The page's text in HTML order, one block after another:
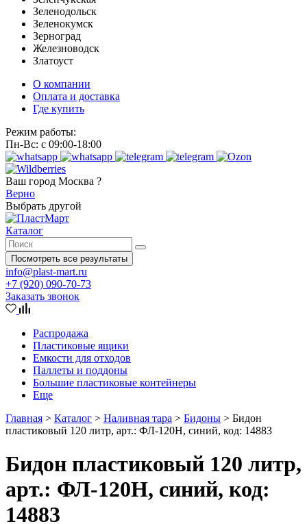
Зеленодольск
Зеленокумск
Зерноград
Железноводск
Златоуст
О компании
Оплата и доставка
Где купить
Режим работы:
Пн-Вс: с 09:00-18:00
Ваш город Москва ?
Верно
Выбрать другой
Каталог
Посмотреть все результаты
info@plast-mart.ru
+7 (920) 090-70-73
Заказать звонок
Распродажа
Пластиковые ящики
Емкости для отходов
Паллеты и поддоны
Большие пластиковые контейнеры
Еще
Главная > Каталог > Наливная тара > Бидоны > Бидон
пластиковый 120 литр, арт.: ФЛ-120Н, синий, код: 14883
Бидон пластиковый 120 литр,
арт.: ФЛ-120Н, синий, код:
14883